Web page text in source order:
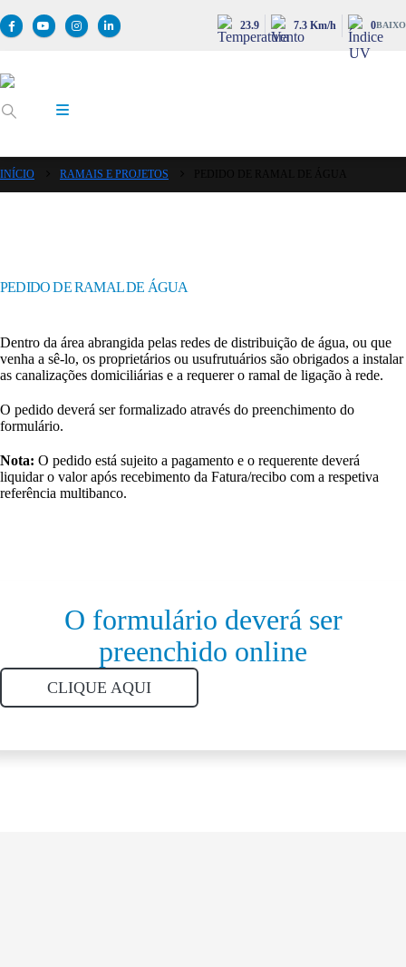
23.9 7.3 Km/h 0BAIXO
INÍCIO RAMAIS E PROJETOS
PEDIDO DE RAMAL DE ÁGUA
Dentro da área abrangida pelas redes de distribuição de água, ou que
venha a sê-lo, os proprietários ou usufrutuários são obrigados a instalar
as canalizações domiciliárias e a requerer o ramal de ligação à rede.
O pedido deverá ser formalizado através do preenchimento do
formulário.
Nota: O pedido está sujeito a pagamento e o requerente deverá
liquidar o valor após recebimento da Fatura/recibo com a respetiva
referência multibanco.
O formulário deverá ser
preenchido online
CLIQUE AQUI